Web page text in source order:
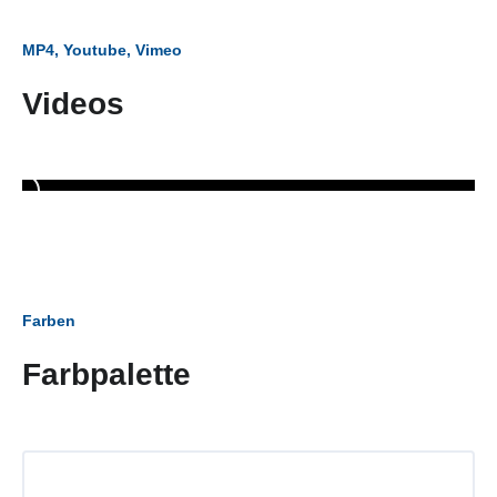
MP4, Youtube, Vimeo
Videos
Farben
Farbpalette